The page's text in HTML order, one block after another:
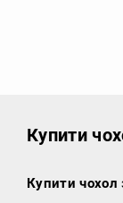
Купити
Купити